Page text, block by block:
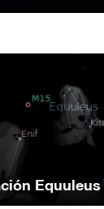
Equuleus